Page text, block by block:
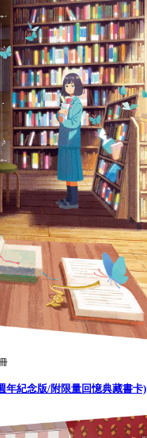
年紀念版/附限量回憶典藏書卡)